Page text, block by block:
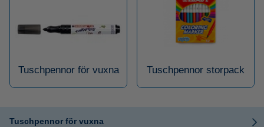
Tuschpennor för vuxna Tuschpennor storpack
Tuschpennor för vuxna